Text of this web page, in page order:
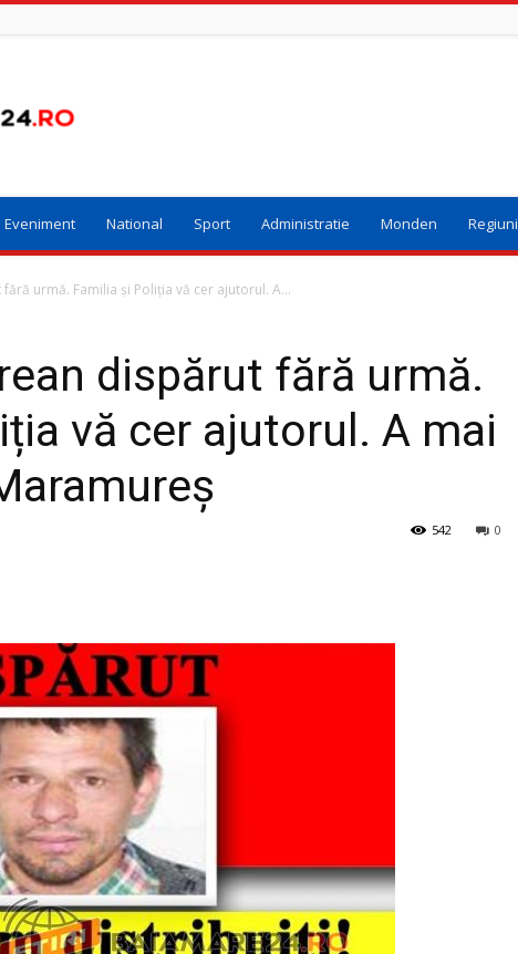
Eveniment National Sport Administratie Monden Regiuni
urmă. Familia și Poliția vă cer ajutorul. A...
dispărut fără urmă.
vă cer ajutorul. A mai
0
542